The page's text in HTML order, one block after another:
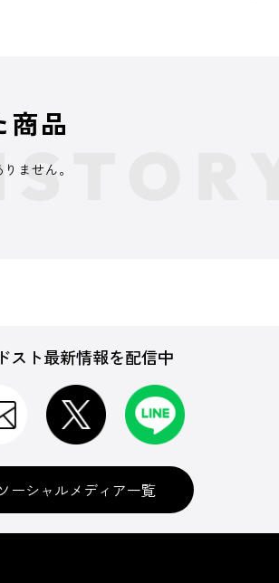
商品
ません。
スト最新情報を配信中
ソーシャルメディア一覧